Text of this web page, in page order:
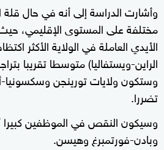
وأشارت الدراسة إلى أنه في حال قلة
مختلفة على المستوى الإقليمي،
الأيدي العاملة في الولاية الأكثر
وستكون ولايات تورينجن وسكسونيا-
تضررا.
وسيكون النقص في الموظفين كبيرا
وبادن-فورتمبرغ وهيسن.